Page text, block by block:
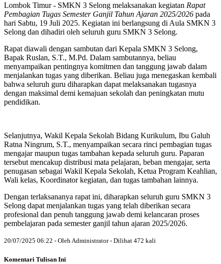
Lombok Timur - SMKN 3 Selong melaksanakan kegiatan Rapat
Pembagian Tugas Semester Ganjil Tahun Ajaran 2025/2026 pada
hari Sabtu, 19 Juli 2025. Kegiatan ini berlangsung di Aula SMKN 3
Selong dan dihadiri oleh seluruh guru SMKN 3 Selong.
Rapat diawali dengan sambutan dari Kepala SMKN 3 Selong,
Bapak Ruslan, S.T., M.Pd. Dalam sambutannya, beliau
menyampaikan pentingnya komitmen dan tanggung jawab dalam
menjalankan tugas yang diberikan. Beliau juga menegaskan kembali
bahwa seluruh guru diharapkan dapat melaksanakan tugasnya
dengan maksimal demi kemajuan sekolah dan peningkatan mutu
pendidikan.
Selanjutnya, Wakil Kepala Sekolah Bidang Kurikulum, Ibu Galuh
Ratna Ningrum, S.T., menyampaikan secara rinci pembagian tugas
mengajar maupun tugas tambahan kepada seluruh guru. Paparan
tersebut mencakup distribusi mata pelajaran, beban mengajar, serta
penugasan sebagai Wakil Kepala Sekolah, Ketua Program Keahlian,
Wali kelas, Koordinator kegiatan, dan tugas tambahan lainnya.
Dengan terlaksananya rapat ini, diharapkan seluruh guru SMKN 3
Selong dapat menjalankan tugas yang telah diberikan secara
profesional dan penuh tanggung jawab demi kelancaran proses
pembelajaran pada semester ganjil tahun ajaran 2025/2026.
20/07/2025 06:22 - Oleh Administrator - Dilihat 472 kali
Komentari Tulisan Ini